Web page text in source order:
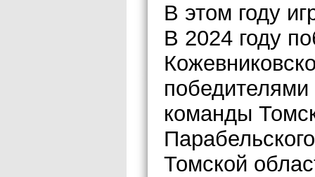
В этом году
В 2024 году
победителями
команды
Томской